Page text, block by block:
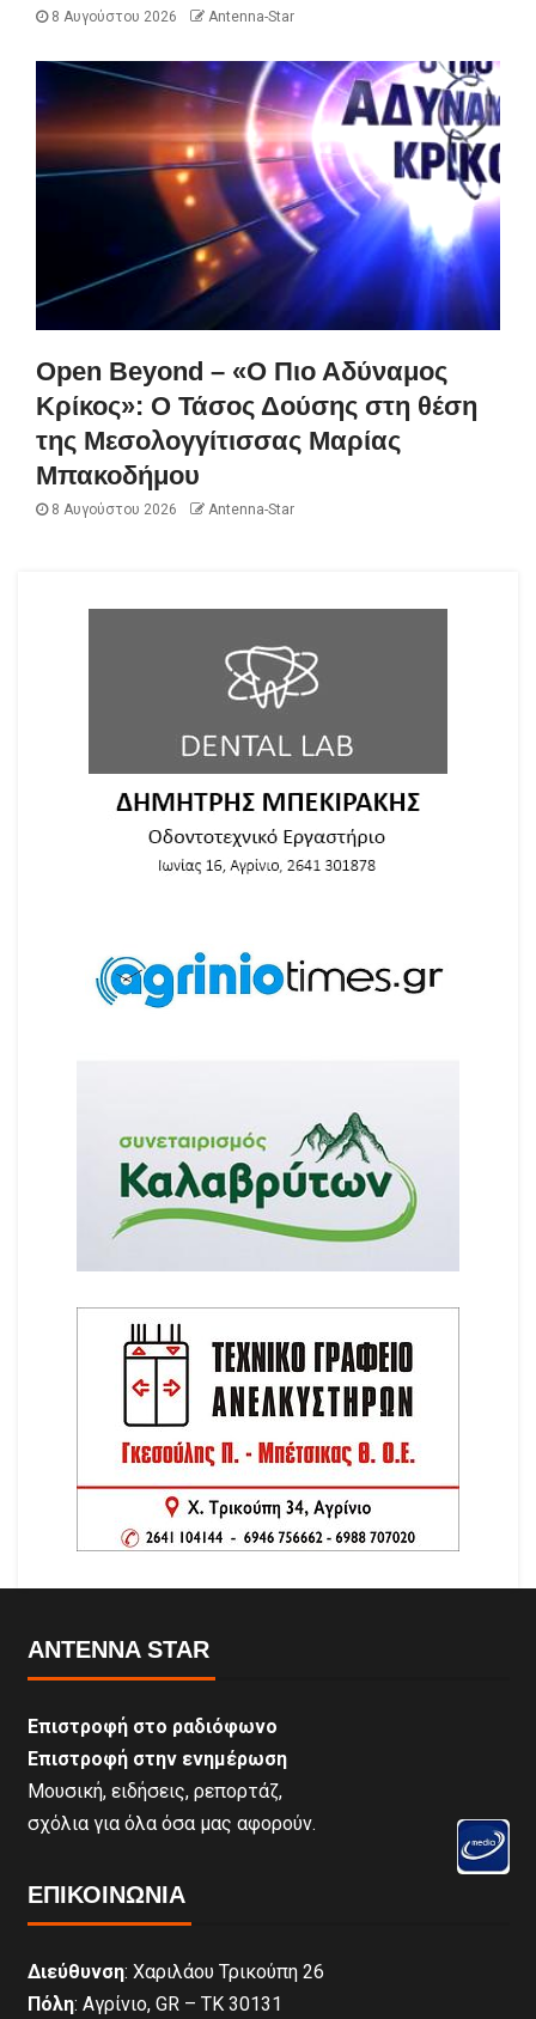
8 Αυγούστου 2026 Antenna-Star
Open Beyond – «Ο Πιο Αδύναμος
Κρίκος»: Ο Τάσος Δούσης στη θέση
της Μεσολογγίτισσας Μαρίας
Μπακοδήμου
8 Αυγούστου 2026 Antenna-Star
ANTENNA STAR
Επιστροφή στο ραδιόφωνο
Επιστροφή στην ενημέρωση
Μουσική, ειδήσεις, ρεπορτάζ,
σχόλια για όλα όσα μας αφορούν.
ΕΠΙΚΟΙΝΩΝΊΑ
Διεύθυνση: Χαριλάου Τρικούπη 26
Πόλη: Αγρίνιο, GR – ΤΚ 30131